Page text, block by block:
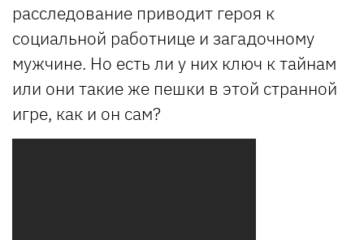
расследование приводит героя к
социальной работнице и загадочному
мужчине. Но есть ли у них ключ к тайнам
или они такие же пешки в этой странной
игре, как и он сам?